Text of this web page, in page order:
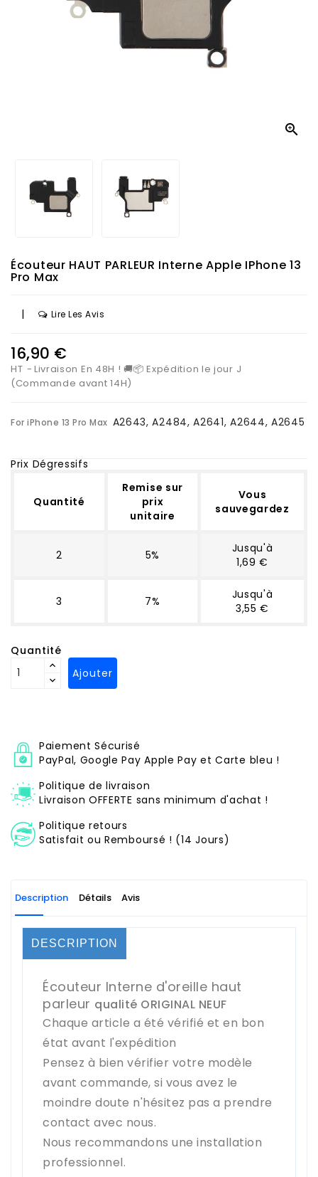

Écouteur HAUT PARLEUR Interne Apple IPhone 13
Pro Max
| Lire Les Avis
16,90 €
HT
Livraison En 48H ! 🚚📦 Expédition le jour J
(Commande avant 14H)
For iPhone 13 Pro Max A2643, A2484, A2641, A2644, A2645
Prix Dégressifs
Quantité
Remise sur
prix
unitaire
Vous
sauvegardez
2 5%
Jusqu'à
1,69 €
3 7%
Jusqu'à
3,55 €
Quantité
Ajouter
Paiement Sécurisé
PayPal, Google Pay Apple Pay et Carte bleu !
Politique de livraison
Livraison OFFERTE sans minimum d'achat !
Politique retours
Satisfait ou Remboursé ! (14 Jours)
Description Détails Avis
DESCRIPTION
Écouteur Interne d'oreille haut
parleur qualité ORIGINAL NEUF
Chaque article a été vérifié et en bon
état avant l'expédition
Pensez à bien vérifier votre modèle
avant commande, si vous avez le
moindre doute n'hésitez pas a prendre
contact avec nous.
Nous recommandons une installation
professionnel.